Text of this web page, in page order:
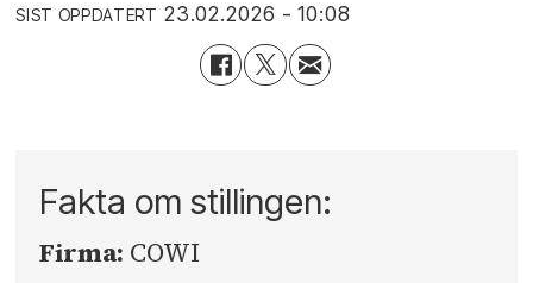
SIST OPPDATERT 23.02.2026 - 10:08
Fakta om stillingen:
Firma: COWI